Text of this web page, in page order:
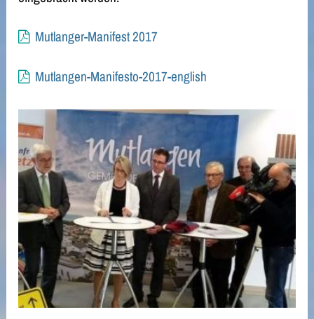
Mutlanger-Manifest 2017
Mutlangen-Manifesto-2017-english